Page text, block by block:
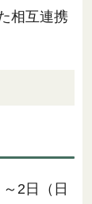
相互連携
2日（日